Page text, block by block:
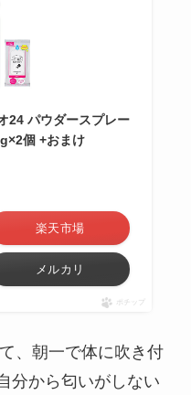
24 パウダースプレー
個 +おまけ
楽天市場
メルカリ
ポチップ
、朝一で体に吹き付
分から匂いがしない